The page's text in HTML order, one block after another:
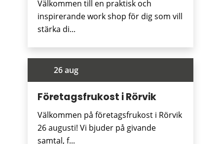
Välkommen till en praktisk och
inspirerande work shop för dig som vill
stärka di...
26 aug
Företagsfrukost i Rörvik
Välkommen på företagsfrukost i Rörvik
26 augusti! Vi bjuder på givande
samtal, f...